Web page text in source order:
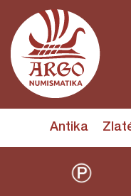
Antika